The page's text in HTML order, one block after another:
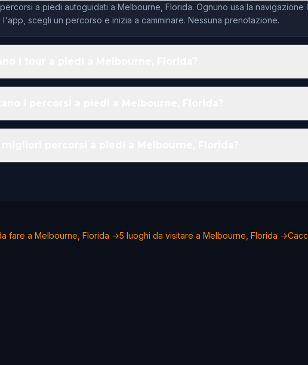
a piedi autoguidati a Melbourne, Florida. Ognuno usa la navigazione
l'app, scegli un percorso e inizia a camminare. Nessuna prenotazione.
fare a Melbourne, Florida →5 luoghi da visitare a Melbourne, Florida →